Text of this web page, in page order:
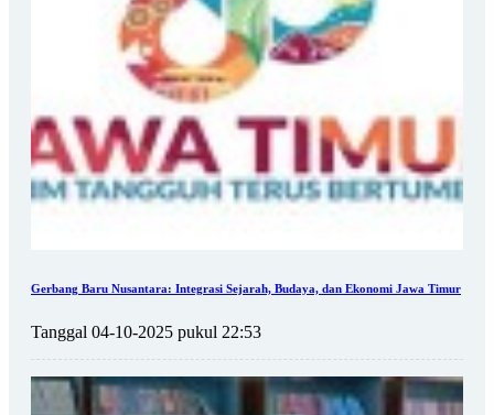
Gerbang Baru Nusantara: Integrasi Sejarah, Budaya, dan Ekonomi Jawa Timur
Tanggal 04-10-2025 pukul 22:53